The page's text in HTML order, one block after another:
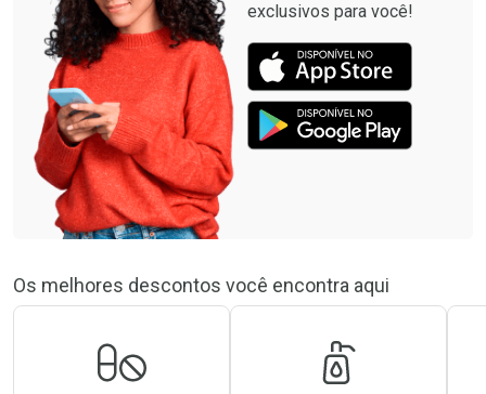
exclusivos para você!
Os melhores descontos você encontra aqui